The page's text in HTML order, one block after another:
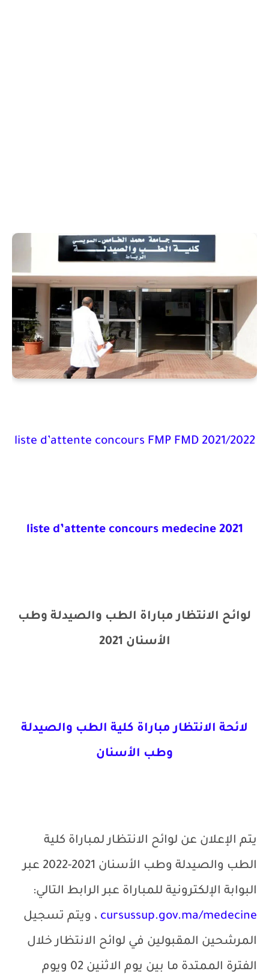
liste d’attente concours FMP FMD 2021/2022
liste d’attente concours medecine 2021
لوائح الانتظار مباراة الطب والصيدلة وطب
الأسنان 2021
لائحة الانتظار مباراة كلية الطب والصيدلة
وطب الأسنان
يتم الإعلان عن لوائح الانتظار لمباراة كلية
الطب والصيدلة وطب الأسنان 2021-2022 عبر
البوابة الإلكترونية للمباراة عبر الرابط التالي:
cursussup.gov.ma/medecine ، ويتم تسجيل
المرشحين المقبولين في لوائح الانتظار خلال
الفترة الممتدة ما بين يوم الاثنين 02 ويوم